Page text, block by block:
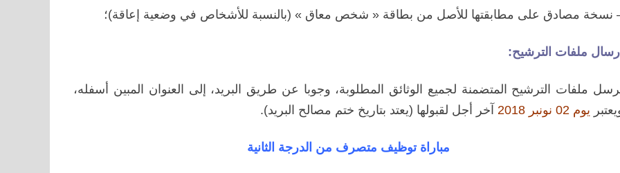
نسخة مصادق على مطابقتها للأصل من بطاقة « شخص معاق » (بالنسبة للأشخاص في وضعية إعاقة)؛
ملفات الترشيح:
ملفات الترشيح المتضمنة لجميع الوثائق المطلوبة، وجوبا عن طريق البريد، إلى العنوان المبين أسفله،
يوم 02 نونبر 2018 آخر أجل لقبولها (يعتد بتاريخ ختم مصالح البريد).
مباراة توظيف متصرف من الدرجة الثانية